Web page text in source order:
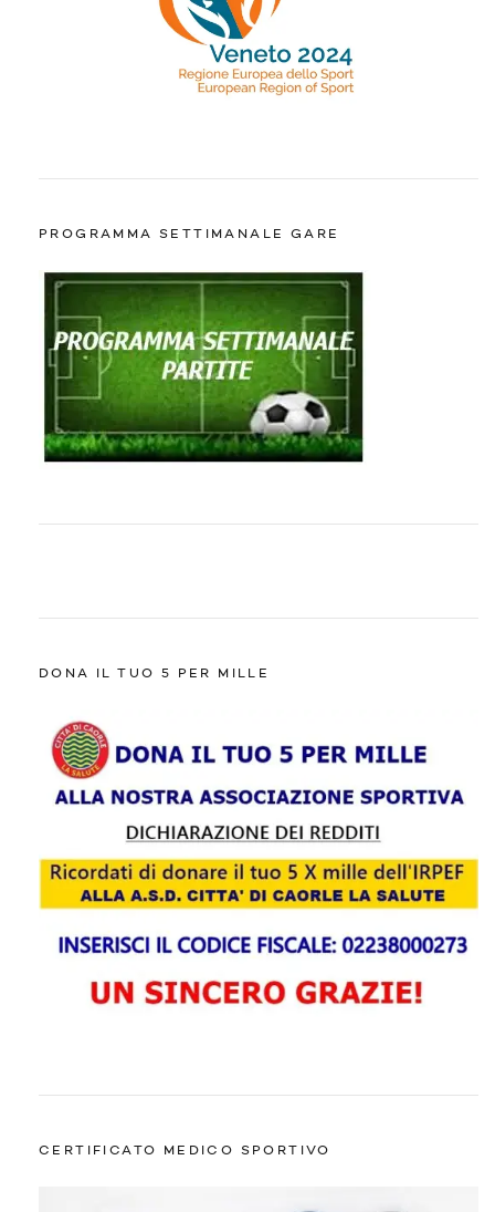
PROGRAMMA SETTIMANALE GARE
DONA IL TUO 5 PER MILLE
CERTIFICATO MEDICO SPORTIVO